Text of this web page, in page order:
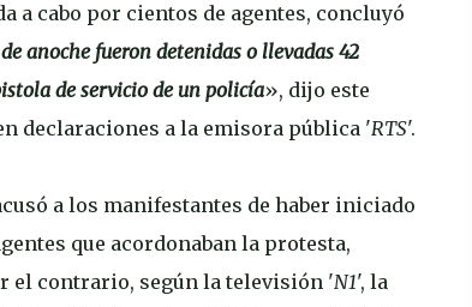
cabo por cientos de agentes, concluyó
anoche fueron detenidas o llevadas 42
de servicio de un policía», dijo este
declaraciones a la emisora pública 'RTS'.
a los manifestantes de haber iniciado
que acordonaban la protesta,
el contrario, según la televisión 'N1', la